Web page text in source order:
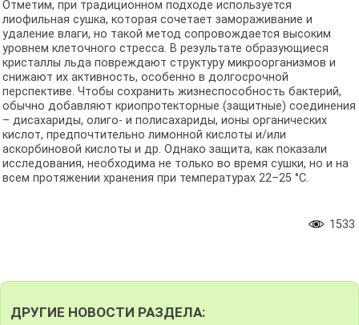
Отметим, при традиционном подходе используется
лиофильная сушка, которая сочетает замораживание и
удаление влаги, но такой метод сопровождается высоким
уровнем клеточного стресса. В результате образующиеся
кристаллы льда повреждают структуру микроорганизмов и
снижают их активность, особенно в долгосрочной
перспективе. Чтобы сохранить жизнеспособность бактерий,
обычно добавляют криопротекторные (защитные) соединения
– дисахариды, олиго- и полисахариды, ионы органических
кислот, предпочтительно лимонной кислоты и/или
аскорбиновой кислоты и др. Однако защита, как показали
исследования, необходима не только во время сушки, но и на
всем протяжении хранения при температурах 22–25 °C.
1533
ДРУГИЕ НОВОСТИ РАЗДЕЛА: